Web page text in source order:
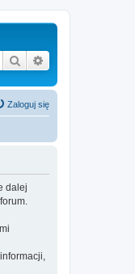
Szukaj
Zaloguj się
dalej